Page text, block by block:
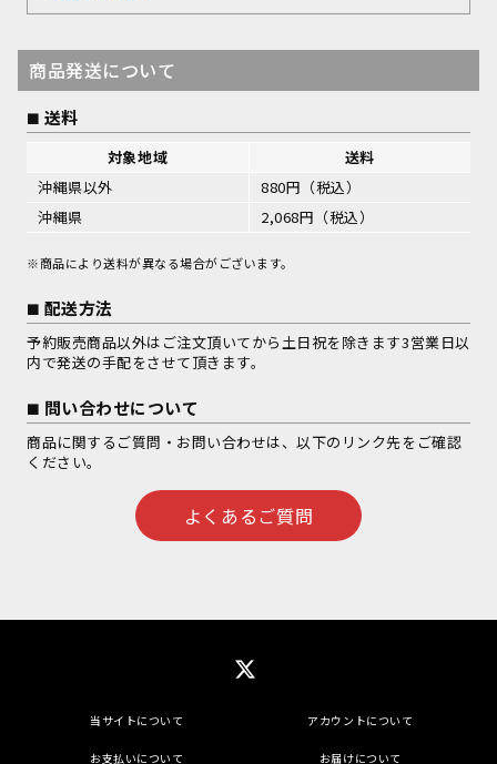
商品発送について
送料
対象地域
送料
沖縄県以外
880円（税込）
沖縄県
2,068円（税込）
※商品により送料が異なる場合がございます。
配送方法
予約販売商品以外はご注文頂いてから土日祝を除きます3営業日以
内で発送の手配をさせて頂きます。
問い合わせについて
商品に関するご質問・お問い合わせは、以下のリンク先をご確認
ください。
よくあるご質問
当サイトについて アカウントについて
お支払いについて お届けについて